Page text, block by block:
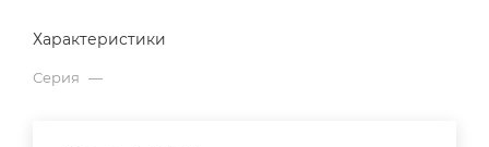
Характеристики
Серия —